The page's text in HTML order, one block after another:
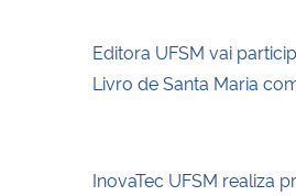
Editora UFSM vai
Livro de Santa Maria
InovaTec UFSM realiza